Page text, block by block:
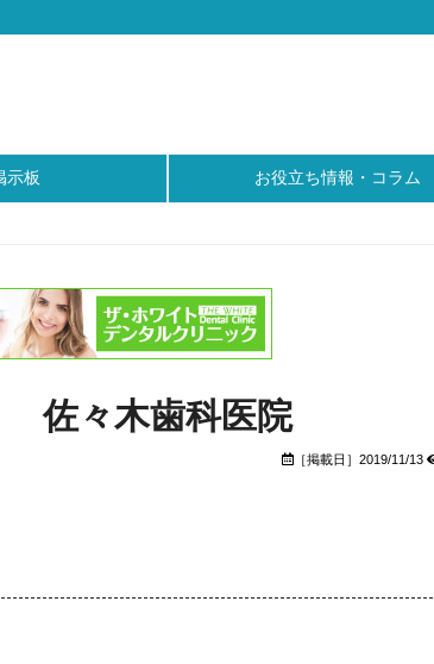
示板 お役立ち情報・コラム
佐々木歯科医院
［掲載日］2019/11/13